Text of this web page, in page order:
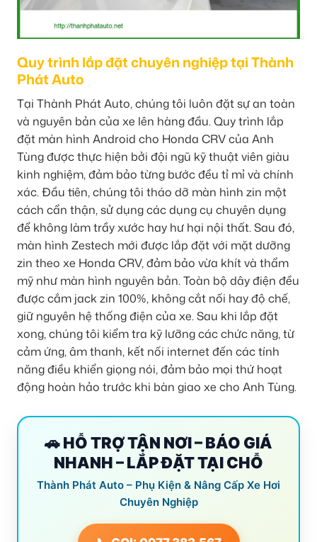
Quy trình lắp đặt chuyên nghiệp tại Thành
Phát Auto
Tại Thành Phát Auto, chúng tôi luôn đặt sự an toàn
và nguyên bản của xe lên hàng đầu. Quy trình lắp
đặt màn hình Android cho Honda CRV của Anh
Tùng được thực hiện bởi đội ngũ kỹ thuật viên giàu
kinh nghiệm, đảm bảo từng bước đều tỉ mỉ và chính
xác. Đầu tiên, chúng tôi tháo dỡ màn hình zin một
cách cẩn thận, sử dụng các dụng cụ chuyên dụng
để không làm trầy xước hay hư hại nội thất. Sau đó,
màn hình Zestech mới được lắp đặt với mặt dưỡng
zin theo xe Honda CRV, đảm bảo vừa khít và thẩm
mỹ như màn hình nguyên bản. Toàn bộ dây điện đều
được cắm jack zin 100%, không cắt nối hay độ chế,
giữ nguyên hệ thống điện của xe. Sau khi lắp đặt
xong, chúng tôi kiểm tra kỹ lưỡng các chức năng, từ
cảm ứng, âm thanh, kết nối internet đến các tính
năng điều khiển giọng nói, đảm bảo mọi thứ hoạt
động hoàn hảo trước khi bàn giao xe cho Anh Tùng.
🚗 HỖ TRỢ TẬN NƠI – BÁO GIÁ
NHANH – LẮP ĐẶT TẠI CHỖ
Thành Phát Auto – Phụ Kiện & Nâng Cấp Xe Hơi
Chuyên Nghiệp